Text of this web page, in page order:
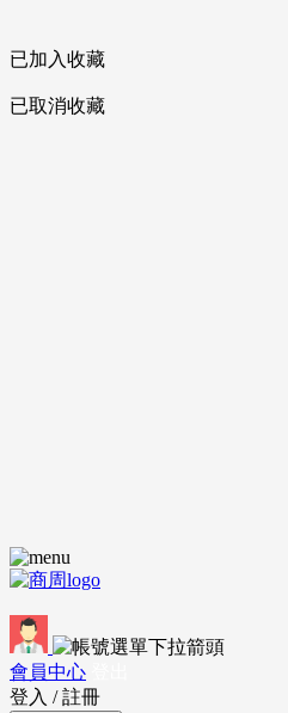
已加入收藏
已取消收藏
會員中心
登入 / 註冊